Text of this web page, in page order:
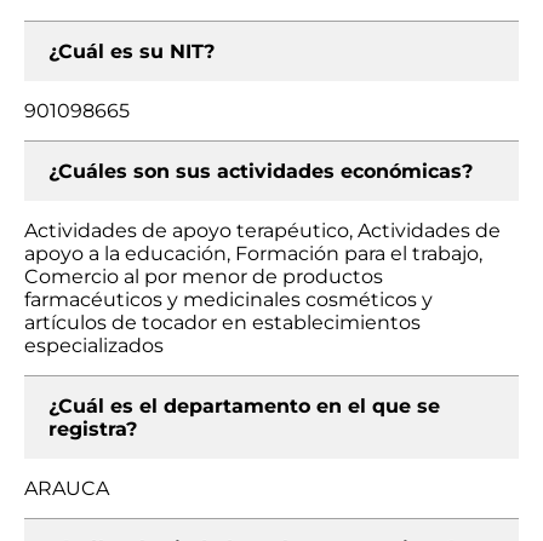
¿Cuál es su NIT?
901098665
¿Cuáles son sus actividades económicas?
Actividades de apoyo terapéutico, Actividades de
apoyo a la educación, Formación para el trabajo,
Comercio al por menor de productos
farmacéuticos y medicinales cosméticos y
artículos de tocador en establecimientos
especializados
¿Cuál es el departamento en el que se
registra?
ARAUCA